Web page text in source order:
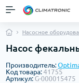
Насосное
Насос
Производитель:
Код товара:41755
Артикул: G-000015475